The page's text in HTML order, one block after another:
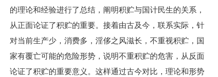
的理论和经验进行了总结，阐明积贮与国计民生的关系，
从正面论证了积贮的重要。接着由古及今，联系实际，针
对当前生产少，消费多，淫侈之风滋长，不重视积贮，国
家有覆亡可能的危险形势，说明不重积贮的危害，从反面
论证了积贮的重要意义。这样通过古今对比，理论和形势